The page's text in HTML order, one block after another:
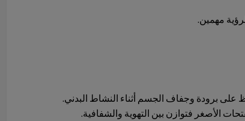
مهمين.
على برودة وجفاف الجسم أثناء النشاط البدني.
الأصغر فتوازن بين التهوية والشفافية.